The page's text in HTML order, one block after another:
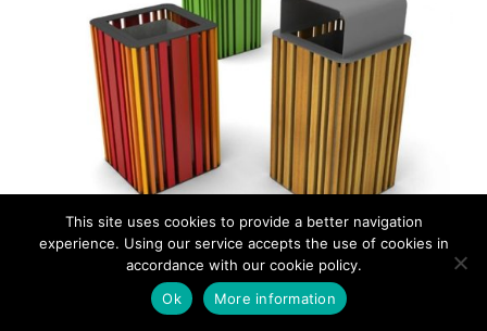
CESTINO: MOKINO
This site uses cookies to provide a better navigation
experience. Using our service accepts the use of cookies in
accordance with our cookie policy.
Ok
More information